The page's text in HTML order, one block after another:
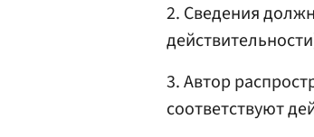
2. Сведения
3. Автор
соответствуют